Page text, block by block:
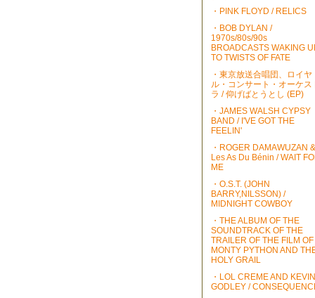
・PINK FLOYD / RELICS
・BOB DYLAN /
1970s/80s/90s
BROADCASTS WAKING
TO TWISTS OF FATE
・東京放送合唱団、ロイヤ
ル・コンサート・オーケス
ラ / 仰げばとうとし (EP)
・JAMES WALSH CYPSY
BAND / I'VE GOT THE
FEELIN'
・ROGER DAMAWUZAN &
Les As Du Bénin / WAIT
ME
・O.S.T. (JOHN
BARRY,NILSSON) /
MIDNIGHT COWBOY
・THE ALBUM OF THE
SOUNDTRACK OF THE
TRAILER OF THE FILM OF
MONTY PYTHON AND
HOLY GRAIL
・LOL CREME AND KEVIN
GODLEY /